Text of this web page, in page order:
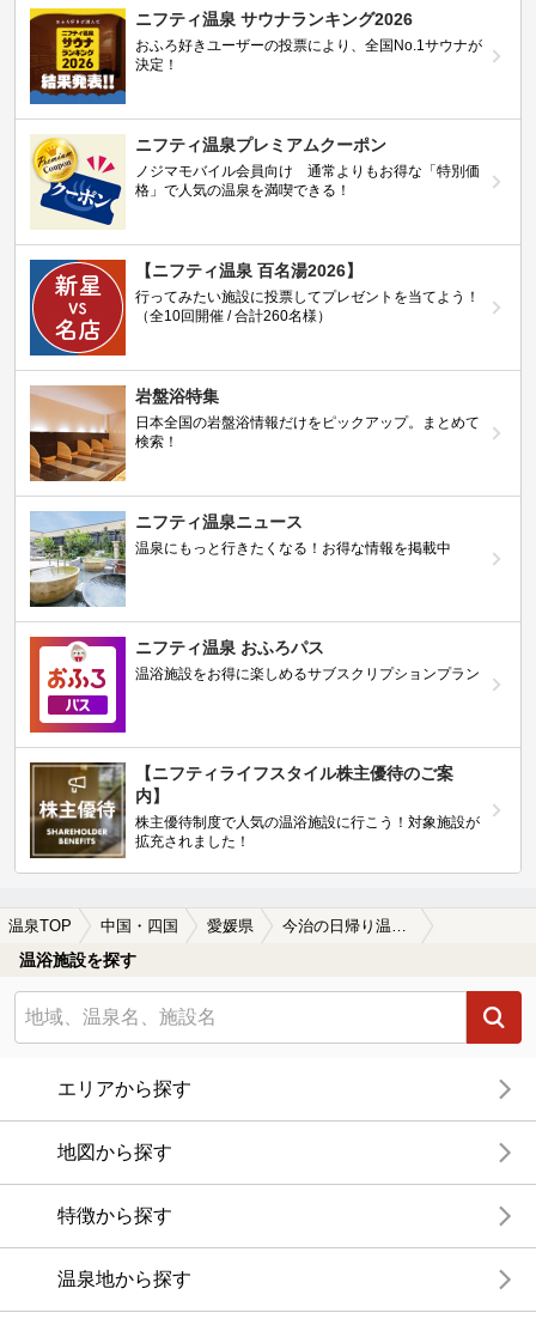
ニフティ温泉 サウナランキング2026
おふろ好きユーザーの投票により、全国No.1サウナが
決定！
ニフティ温泉プレミアムクーポン
ノジマモバイル会員向け 通常よりもお得な「特別価
格」で人気の温泉を満喫できる！
【ニフティ温泉 百名湯2026】
行ってみたい施設に投票してプレゼントを当てよう！
（全10回開催 / 合計260名様）
岩盤浴特集
日本全国の岩盤浴情報だけをピックアップ。まとめて
検索！
ニフティ温泉ニュース
温泉にもっと行きたくなる！お得な情報を掲載中
ニフティ温泉 おふろパス
温浴施設をお得に楽しめるサブスクリプションプラン
【ニフティライフスタイル株主優待のご案
内】
株主優待制度で人気の温浴施設に行こう！対象施設が
拡充されました！
温泉TOP 中国・四国 愛媛県 今治の日帰り温泉、スーパー銭湯おすすめ
温浴施設を探す
エリアから探す
地図から探す
特徴から探す
温泉地から探す